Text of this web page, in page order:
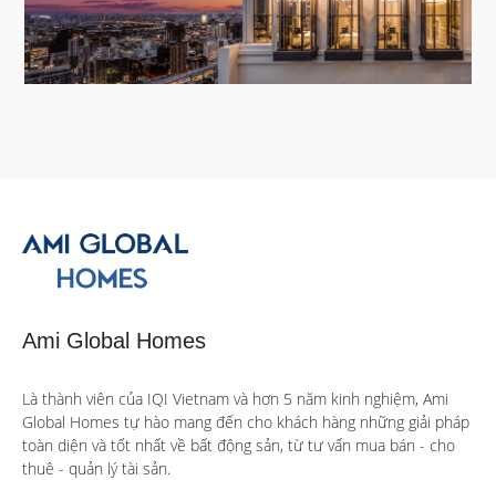
Ami Global Homes
Là thành viên của IQI Vietnam và hơn 5 năm kinh nghiệm, Ami
Global Homes tự hào mang đến cho khách hàng những giải pháp
toàn diện và tốt nhất về bất động sản, từ tư vấn mua bán - cho
thuê - quản lý tài sản.